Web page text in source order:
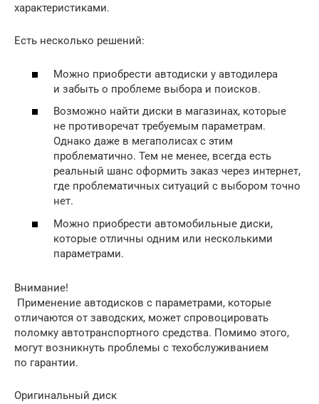
характеристиками.
Есть несколько решений:
Можно приобрести автодиски у автодилера
и забыть о проблеме выбора и поисков.
Возможно найти диски в магазинах, которые
не противоречат требуемым параметрам.
Однако даже в мегаполисах с этим
проблематично. Тем не менее, всегда есть
реальный шанс оформить заказ через интернет,
где проблематичных ситуаций с выбором точно
нет.
Можно приобрести автомобильные диски,
которые отличны одним или несколькими
параметрами.
Внимание!
Применение автодисков с параметрами, которые
отличаются от заводских, может спровоцировать
поломку автотранспортного средства. Помимо этого,
могут возникнуть проблемы с техобслуживанием
по гарантии.
Оригинальный диск